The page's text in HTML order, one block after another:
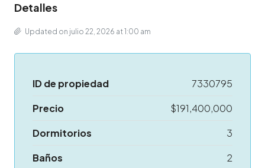
Detalles
Updated on julio 22, 2026 at 1:00 am
ID de propiedad
7330795
Precio
$191,400,000
Dormitorios
3
Baños
2